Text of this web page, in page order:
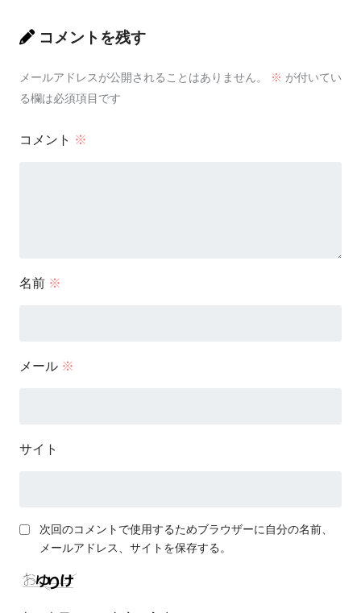
コメントを残す
メールアドレスが公開されることはありません。 ※ が付いてい
る欄は必須項目です
コメント ※
名前 ※
メール ※
サイト
次回のコメントで使用するためブラウザーに自分の名前、
メールアドレス、サイトを保存する。